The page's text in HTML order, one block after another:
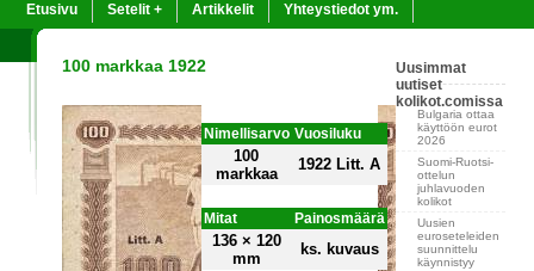
Etusivu Setelit + Artikkelit Yhteystiedot ym.
100 markkaa 1922
Nimellisarvo Vuosiluku
100
markkaa
1922 Litt. A
Mitat Painosmäärä
136 × 120
mm
ks. kuvaus
Uusimmat
uutiset
kolikot.comissa
Bulgaria ottaa
käyttöön eurot
2026
Suomi-Ruotsi-
ottelun
juhlavuoden
kolikot
Uusien
euroseteleiden
suunnittelu
käynnistyy